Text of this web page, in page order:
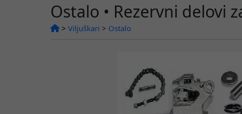
Ostalo • Rezervni delovi
> Viljuškari > Ostalo